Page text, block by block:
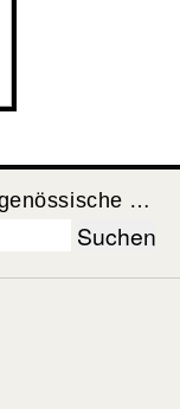
Galerie Wedding - Raum für zeitgenössische Kunst